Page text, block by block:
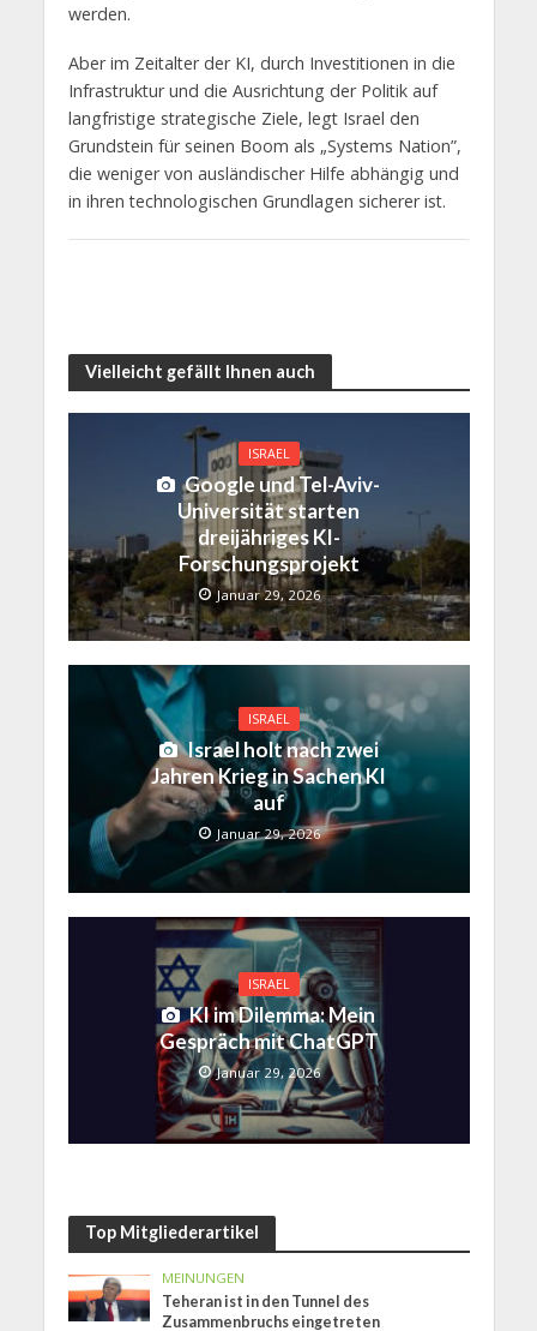
werden.
Aber im Zeitalter der KI, durch Investitionen in die
Infrastruktur und die Ausrichtung der Politik auf
langfristige strategische Ziele, legt Israel den
Grundstein für seinen Boom als „Systems Nation”,
die weniger von ausländischer Hilfe abhängig und
in ihren technologischen Grundlagen sicherer ist.
Vielleicht gefällt Ihnen auch
ISRAEL
Google und Tel-Aviv-
Universität starten
dreijähriges KI-
Forschungsprojekt
Januar 29, 2026
ISRAEL
Israel holt nach zwei
Jahren Krieg in Sachen KI
auf
Januar 29, 2026
ISRAEL
KI im Dilemma: Mein
Gespräch mit ChatGPT
Januar 29, 2026
Top Mitgliederartikel
MEINUNGEN
Teheran ist in den Tunnel des
Zusammenbruchs eingetreten